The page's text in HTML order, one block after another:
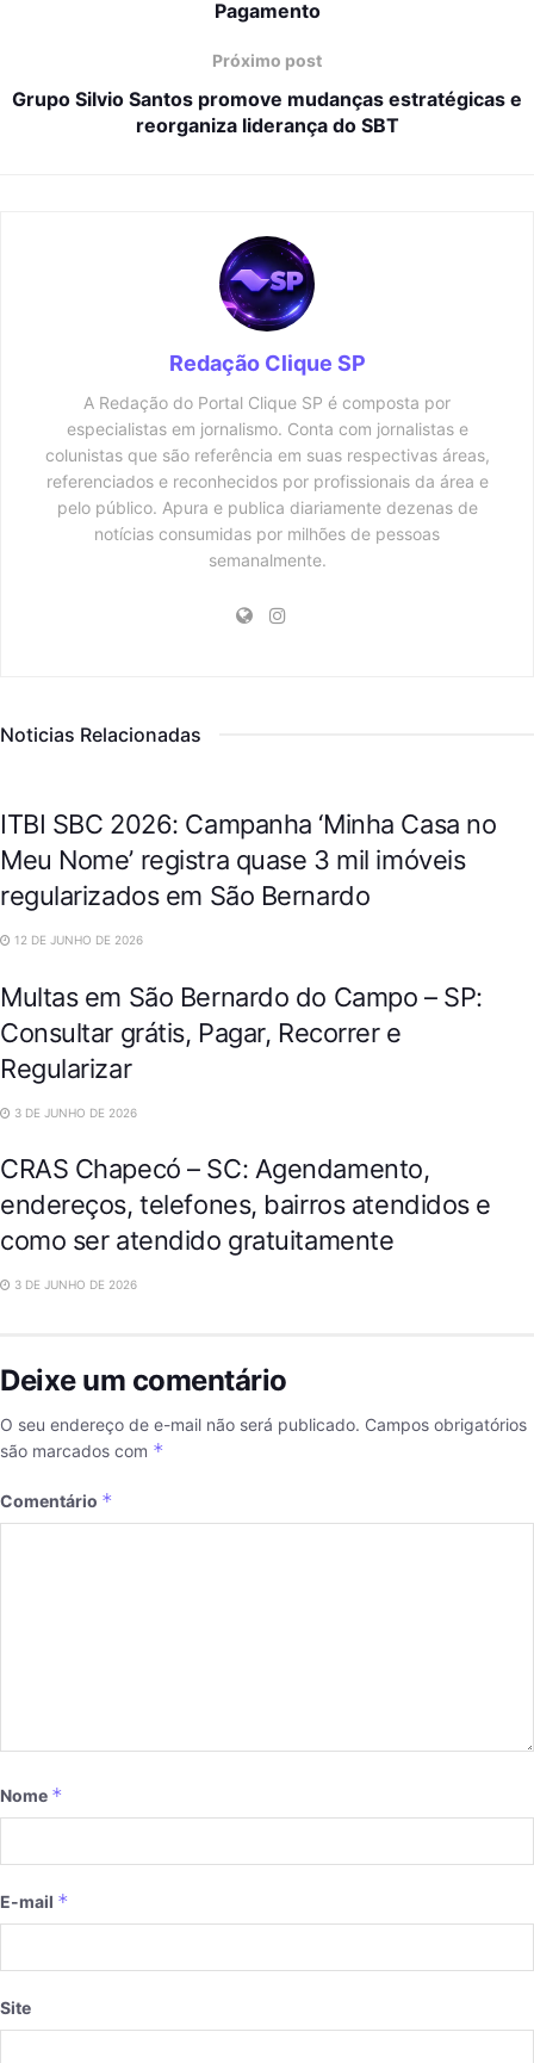
Pagamento
Próximo post
Grupo Silvio Santos promove mudanças estratégicas e
reorganiza liderança do SBT
Redação Clique SP
A Redação do Portal Clique SP é composta por
especialistas em jornalismo. Conta com jornalistas e
colunistas que são referência em suas respectivas áreas,
referenciados e reconhecidos por profissionais da área e
pelo público. Apura e publica diariamente dezenas de
notícias consumidas por milhões de pessoas
semanalmente.
Noticias Relacionadas
ITBI SBC 2026: Campanha ‘Minha Casa no
Meu Nome’ registra quase 3 mil imóveis
regularizados em São Bernardo
12 DE JUNHO DE 2026
Multas em São Bernardo do Campo – SP:
Consultar grátis, Pagar, Recorrer e
Regularizar
3 DE JUNHO DE 2026
CRAS Chapecó – SC: Agendamento,
endereços, telefones, bairros atendidos e
como ser atendido gratuitamente
3 DE JUNHO DE 2026
Deixe um comentário
O seu endereço de e-mail não será publicado. Campos obrigatórios
são marcados com *
Comentário *
Nome *
E-mail *
Site